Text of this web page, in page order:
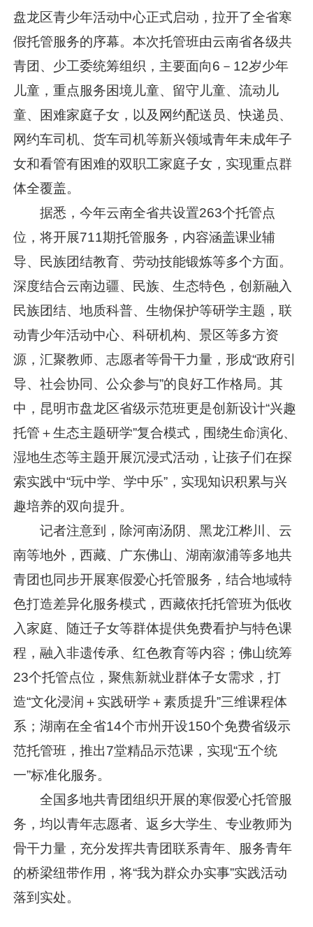
盘龙区青少年活动中心正式启动，拉开了全省寒
假托管服务的序幕。本次托管班由云南省各级共
青团、少工委统筹组织，主要面向6－12岁少年
儿童，重点服务困境儿童、留守儿童、流动儿
童、困难家庭子女，以及网约配送员、快递员、
网约车司机、货车司机等新兴领域青年未成年子
女和看管有困难的双职工家庭子女，实现重点群
体全覆盖。
据悉，今年云南全省共设置263个托管点
位，将开展711期托管服务，内容涵盖课业辅
导、民族团结教育、劳动技能锻炼等多个方面。
深度结合云南边疆、民族、生态特色，创新融入
民族团结、地质科普、生物保护等研学主题，联
动青少年活动中心、科研机构、景区等多方资
源，汇聚教师、志愿者等骨干力量，形成“政府引
导、社会协同、公众参与”的良好工作格局。其
中，昆明市盘龙区省级示范班更是创新设计“兴趣
托管＋生态主题研学”复合模式，围绕生命演化、
湿地生态等主题开展沉浸式活动，让孩子们在探
索实践中“玩中学、学中乐”，实现知识积累与兴
趣培养的双向提升。
记者注意到，除河南汤阴、黑龙江桦川、云
南等地外，西藏、广东佛山、湖南溆浦等多地共
青团也同步开展寒假爱心托管服务，结合地域特
色打造差异化服务模式，西藏依托托管班为低收
入家庭、随迁子女等群体提供免费看护与特色课
程，融入非遗传承、红色教育等内容；佛山统筹
23个托管点位，聚焦新就业群体子女需求，打
造“文化浸润＋实践研学＋素质提升”三维课程体
系；湖南在全省14个市州开设150个免费省级示
范托管班，推出7堂精品示范课，实现“五个统
一”标准化服务。
全国多地共青团组织开展的寒假爱心托管服
务，均以青年志愿者、返乡大学生、专业教师为
骨干力量，充分发挥共青团联系青年、服务青年
的桥梁纽带作用，将“我为群众办实事”实践活动
落到实处。